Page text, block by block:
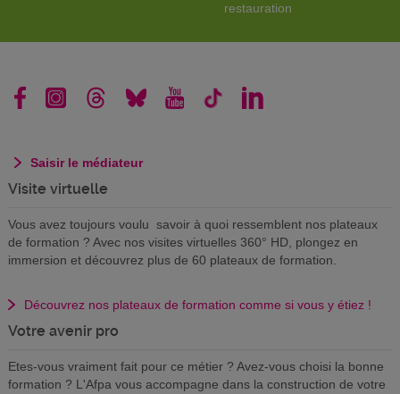
restauration
Saisir le médiateur
Visite virtuelle
Vous avez toujours voulu savoir à quoi ressemblent nos plateaux
de formation ? Avec nos visites virtuelles 360° HD, plongez en
immersion et découvrez plus de 60 plateaux de formation.
Découvrez nos plateaux de formation comme si vous y étiez !
Votre avenir pro
Etes-vous vraiment fait pour ce métier ? Avez-vous choisi la bonne
formation ? L'Afpa vous accompagne dans la construction de votre